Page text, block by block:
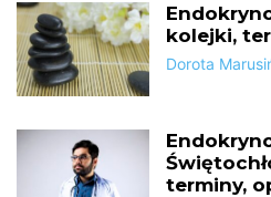
kolejki,
Dorota
terminy,